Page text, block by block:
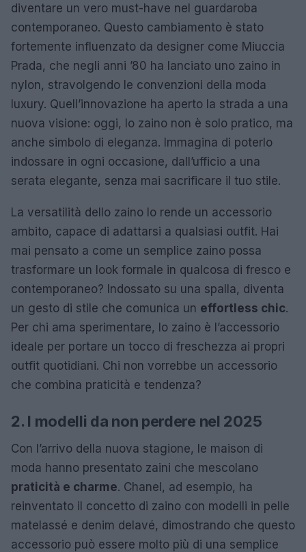
diventare un vero must-have nel guardaroba
contemporaneo. Questo cambiamento è stato
fortemente influenzato da designer come Miuccia
Prada, che negli anni ’80 ha lanciato uno zaino in
nylon, stravolgendo le convenzioni della moda
luxury. Quell’innovazione ha aperto la strada a una
nuova visione: oggi, lo zaino non è solo pratico, ma
anche simbolo di eleganza. Immagina di poterlo
indossare in ogni occasione, dall’ufficio a una
serata elegante, senza mai sacrificare il tuo stile.
La versatilità dello zaino lo rende un accessorio
ambito, capace di adattarsi a qualsiasi outfit. Hai
mai pensato a come un semplice zaino possa
trasformare un look formale in qualcosa di fresco e
contemporaneo? Indossato su una spalla, diventa
un gesto di stile che comunica un effortless chic.
Per chi ama sperimentare, lo zaino è l’accessorio
ideale per portare un tocco di freschezza ai propri
outfit quotidiani. Chi non vorrebbe un accessorio
che combina praticità e tendenza?
2. I modelli da non perdere nel 2025
Con l’arrivo della nuova stagione, le maison di
moda hanno presentato zaini che mescolano
praticità e charme. Chanel, ad esempio, ha
reinventato il concetto di zaino con modelli in pelle
matelassé e denim delavé, dimostrando che questo
accessorio può essere molto più di una semplice